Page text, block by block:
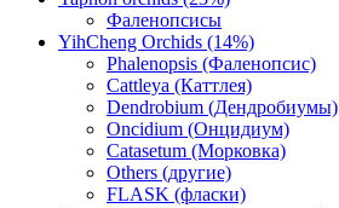
Фаленопсисы
YihCheng Orchids (14%)
Phalenopsis (Фаленопсис)
Cattleya (Каттлея)
Dendrobium (Дендробиумы)
Oncidium (Онцидиум)
Catasetum (Морковка)
Others (другие)
FLASK (фласки)